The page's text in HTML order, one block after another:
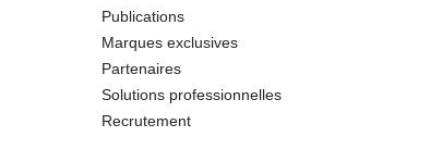
Publications
Marques exclusives
Partenaires
Solutions professionnelles
Recrutement